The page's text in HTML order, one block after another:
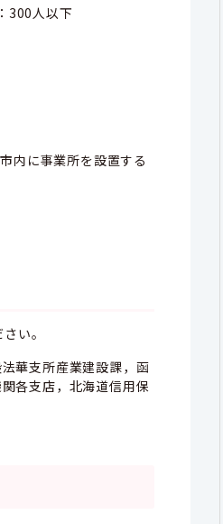
300人以下
内に事業所を設置する
い。
華支所産業建設課，函
各支店，北海道信用保